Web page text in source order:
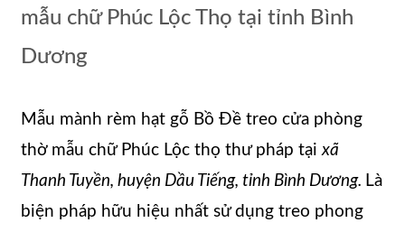
mẫu chữ Phúc Lộc Thọ tại tỉnh Bình
Dương
Mẫu mành rèm hạt gỗ Bồ Đề treo cửa phòng
thờ mẫu chữ Phúc Lộc thọ thư pháp tạixã
Thanh Tuyền, huyện Dầu Tiếng, tỉnh Bình Dương. Là
biện pháp hữu hiệu nhất sử dụng treo phong